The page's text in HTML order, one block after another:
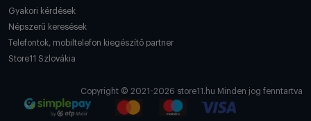
Gyakori kérdések
Népszerű keresések
Telefontok, mobiltelefon kiegészítő partner
Store11 Szlovákia
Copyright © 2021-2026 store11.hu Minden jog fenntartva